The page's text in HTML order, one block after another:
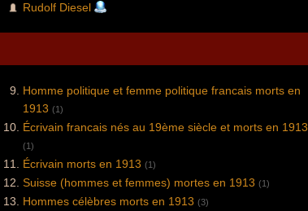
Rudolf Diesel
Homme politique et femme politique francais morts en
1913 (1)
Écrivain francais nés au 19ème siècle et morts en 1913
(1)
Écrivain morts en 1913 (1)
Suisse (hommes et femmes) mortes en 1913 (1)
Hommes célèbres morts en 1913 (3)